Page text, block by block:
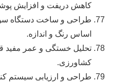
کاهش دریفت و افزایش
طراحی و ساخت دستگاه
اساس رنگ و اندازه.
تحلیل خستگی و عمر مفید
کشاورزی.
طراحی و ارزیابی سیستم